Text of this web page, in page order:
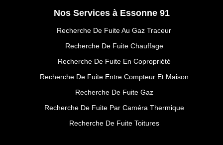
Nos Services à Essonne 91
Recherche De Fuite Au Gaz Traceur
Recherche De Fuite Chauffage
Recherche De Fuite En Copropriété
Recherche De Fuite Entre Compteur Et Maison
Recherche De Fuite Gaz
Recherche De Fuite Par Caméra Thermique
Recherche De Fuite Toitures